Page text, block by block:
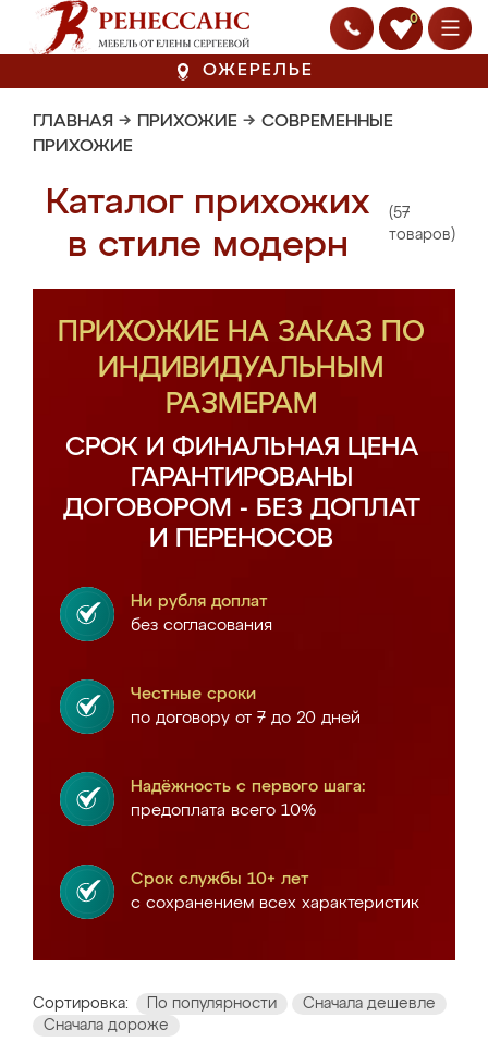
0
ОЖЕРЕЛЬЕ
ГЛАВНАЯ → ПРИХОЖИЕ → СОВРЕМЕННЫЕ
ПРИХОЖИЕ
Каталог прихожих
в стиле модерн
(57
товаров)
ПРИХОЖИЕ НА ЗАКАЗ ПО
ИНДИВИДУАЛЬНЫМ
РАЗМЕРАМ
СРОК И ФИНАЛЬНАЯ ЦЕНА
ГАРАНТИРОВАНЫ
ДОГОВОРОМ - БЕЗ ДОПЛАТ
И ПЕРЕНОСОВ
Ни рубля доплат
без согласования
Честные сроки
по договору от 7 до 20 дней
Надёжность с первого шага:
предоплата всего 10%
Срок службы 10+ лет
с сохранением всех характеристик
Сортировка: По популярности
Сначала дешевле
Сначала дороже